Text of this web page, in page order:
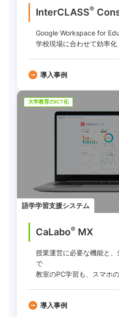
InterCLASS®
Google Workspace for
学校現場に合わせて効率化
導入事例
大学教育のICT化
語学学習支援システム
CaLabo® MX
授業運営に必要な機能と
で
教室のPC学習も、スマホ
導入事例